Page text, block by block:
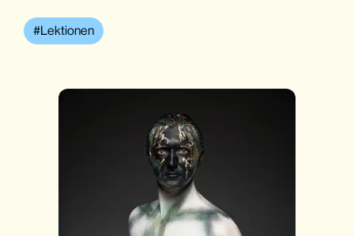
Lektionen